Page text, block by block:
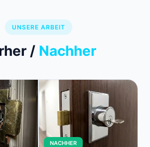
UNSERE ARBEIT
/ Nachher
NACHHER